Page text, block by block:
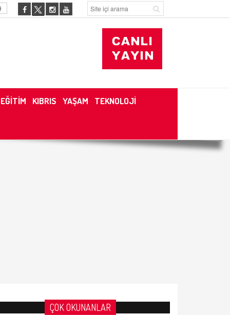
EĞİTİM KIBRIS YAŞAM TEKNOLOJİ
ÇOK OKUNANLAR